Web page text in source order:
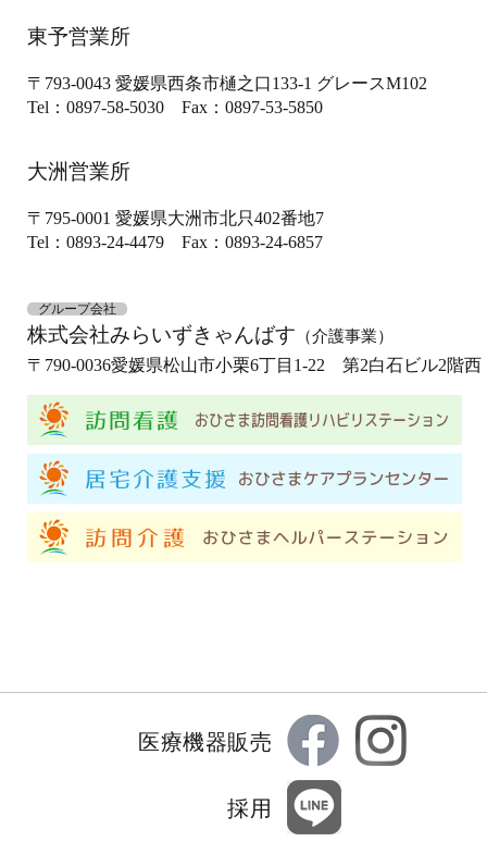
東予営業所
〒793-0043 愛媛県西条市樋之口133-1 グレースM102
Tel：0897-58-5030 Fax：0897-53-5850
大洲営業所
〒795-0001 愛媛県大洲市北只402番地7
Tel：0893-24-4479 Fax：0893-24-6857
グループ会社
株式会社みらいずきゃんばす （介護事業）
〒790-0036愛媛県松山市小栗6丁目1-22 第2白石ビル2階西
医療機器販売
採用